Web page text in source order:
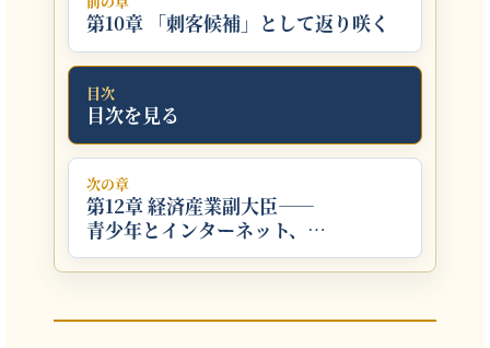
第10章 「刺客候補」として返り咲く
目次
目次を見る
次の章
第12章 経済産業副大臣――
青少年とインターネット、
そして野党の3年